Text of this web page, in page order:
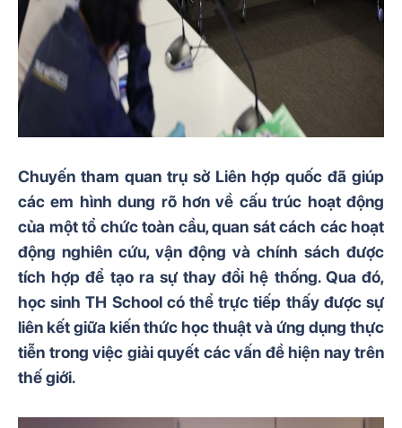
Chuyến tham quan trụ sở Liên hợp quốc đã giúp
các em hình dung rõ hơn về cấu trúc hoạt động
của một tổ chức toàn cầu, quan sát cách các hoạt
động nghiên cứu, vận động và chính sách được
tích hợp để tạo ra sự thay đổi hệ thống. Qua đó,
học sinh TH School có thể trực tiếp thấy được sự
liên kết giữa kiến thức học thuật và ứng dụng thực
tiễn trong việc giải quyết các vấn đề hiện nay trên
thế giới.